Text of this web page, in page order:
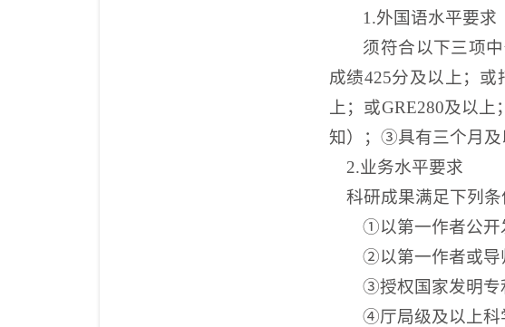
1.外国语水平要求
须符合以下三项
成绩425分及以上；
上；或GRE280及以上
知）； ③具有三个月 及
2.业务水平要求
科研成果满足下列
①以第一作者公
②以第一作者或
③授权国家发明专
④厅局级及以上